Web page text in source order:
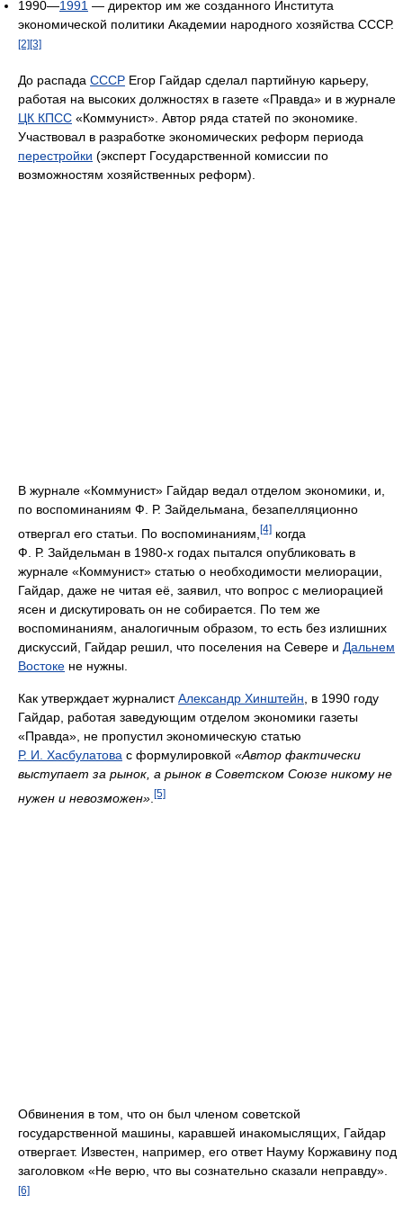
1990—1991 — директор им же созданного Института
экономической политики Академии народного хозяйства СССР.
[2][3]
До распада СССР Егор Гайдар сделал партийную карьеру,
работая на высоких должностях в газете «Правда» и в журнале
ЦК КПСС «Коммунист». Автор ряда статей по экономике.
Участвовал в разработке экономических реформ периода
перестройки (эксперт Государственной комиссии по
возможностям хозяйственных реформ).
В журнале «Коммунист» Гайдар ведал отделом экономики, и,
по воспоминаниям Ф. Р. Зайдельмана, безапелляционно
отвергал его статьи. По воспоминаниям, [4] когда
Ф. Р. Зайдельман в 1980-х годах пытался опубликовать в
журнале «Коммунист» статью о необходимости мелиорации,
Гайдар, даже не читая её, заявил, что вопрос с мелиорацией
ясен и дискутировать он не собирается. По тем же
воспоминаниям, аналогичным образом, то есть без излишних
дискуссий, Гайдар решил, что поселения на Севере и Дальнем
Востоке не нужны.
Как утверждает журналистАлександр Хинштейн , в 1990 году
Гайдар, работая заведующим отделом экономики газеты
«Правда», не пропустил экономическую статью
Р. И. Хасбулатова с формулировкой «Автор фактически
выступает за рынок, а рынок в Советском Союзе никому не
нужен и невозможен» [5]
Обвинения в том, что он был членом советской
государственной машины, каравшей инакомыслящих, Гайдар
отвергает. Известен, например, его ответ Науму Коржавину под
заголовком «Не верю, что вы сознательно сказали неправду».
[6]